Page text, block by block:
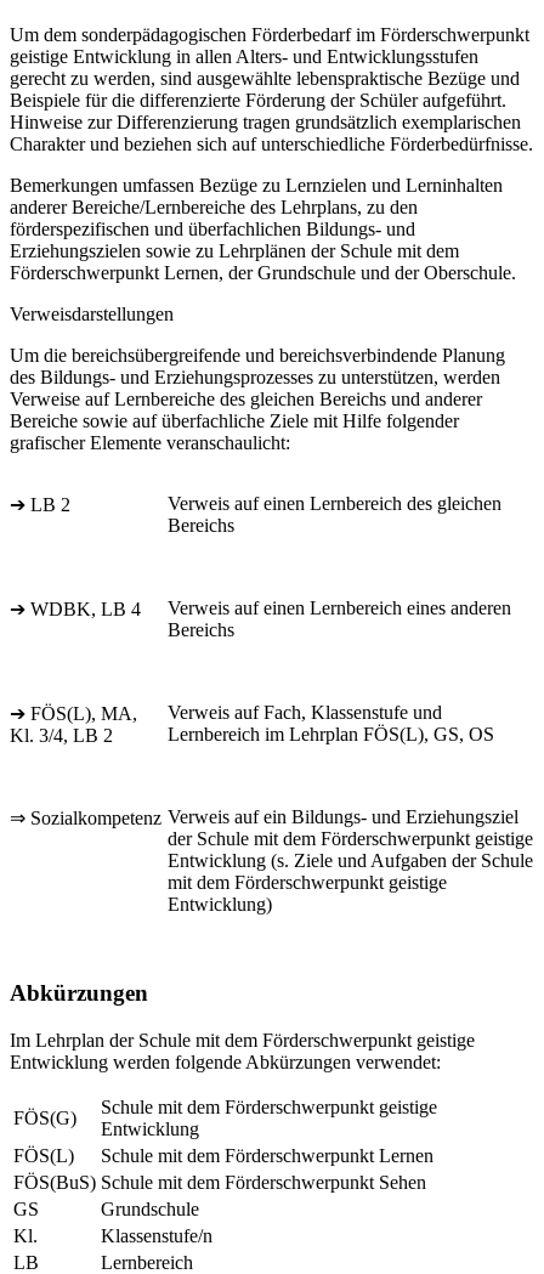
Um dem sonderpädagogischen Förderbedarf im Förderschwerpunkt
geistige Entwicklung in allen Alters- und Entwicklungsstufen
gerecht zu werden, sind ausgewählte lebenspraktische Bezüge und
Beispiele für die differenzierte Förderung der Schüler aufgeführt.
Hinweise zur Differenzierung tragen grundsätzlich exemplarischen
Charakter und beziehen sich auf unterschiedliche Förderbedürfnisse.
Bemerkungen umfassen Bezüge zu Lernzielen und Lerninhalten
anderer Bereiche/Lernbereiche des Lehrplans, zu den
förderspezifischen und überfachlichen Bildungs- und
Erziehungszielen sowie zu Lehrplänen der Schule mit dem
Förderschwerpunkt Lernen, der Grundschule und der Oberschule.
Verweisdarstellungen
Um die bereichsübergreifende und bereichsverbindende Planung
des Bildungs- und Erziehungsprozesses zu unterstützen, werden
Verweise auf Lernbereiche des gleichen Bereichs und anderer
Bereiche sowie auf überfachliche Ziele mit Hilfe folgender
grafischer Elemente veranschaulicht:
➔ LB 2
Verweis auf einen Lernbereich des gleichen
Bereichs
➔ WDBK, LB 4
Verweis auf einen Lernbereich eines anderen
Bereichs
➔ FÖS(L), MA,
Kl. 3/4, LB 2
Verweis auf Fach, Klassenstufe und
Lernbereich im Lehrplan FÖS(L), GS, OS
⇒ Sozialkompetenz Verweis auf ein Bildungs- und Erziehungsziel
der Schule mit dem Förderschwerpunkt geistige
Entwicklung (s. Ziele und Aufgaben der Schule
mit dem Förderschwerpunkt geistige
Entwicklung)
Abkürzungen
Im Lehrplan der Schule mit dem Förderschwerpunkt geistige
Entwicklung werden folgende Abkürzungen verwendet:
FÖS(G)
Schule mit dem Förderschwerpunkt geistige
Entwicklung
FÖS(L)
Schule mit dem Förderschwerpunkt Lernen
FÖS(BuS) Schule mit dem Förderschwerpunkt Sehen
GS
Grundschule
Kl.
Klassenstufe/n
LB
Lernbereich